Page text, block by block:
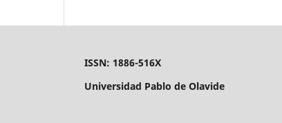
ISSN: 1886-516X
Universidad Pablo de Olavide